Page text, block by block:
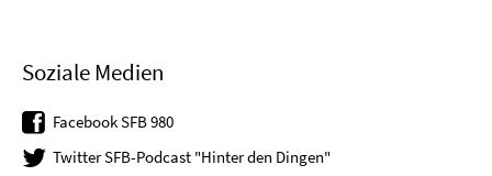
Soziale Medien
Facebook SFB 980
Twitter SFB-Podcast "Hinter den Dingen"